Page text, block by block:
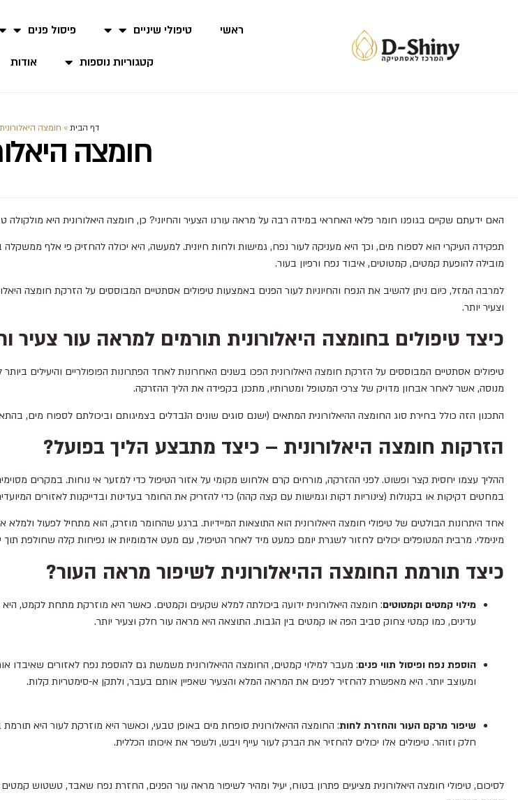
ראשי טיפולי שיניים פיסול פנים
קטגוריות נוספות אודות
דף הבית» חומצה היאלורונית
חומצה
האם ידעתם שקיים בגופנו חומר פלאי האחראי במידה רבה על מראה עורנו הצעיר והחיוני? כן, חומצה היאלורונית היא
תפקידה העיקרי הוא לספוח מים, וכך היא מעניקה לעור נפח, גמישות ולחות חיונית. למעשה, היא יכולה להחזיק פי אלף
מובילה להופעת קמטים, קמטוטים, איבוד נפח ורפיון בעור.
למרבה המזל, כיום ניתן להשיב את הנפח והחיוניות לעור הפנים באמצעות טיפולים אסתטיים המבוססים על הזרקת חומצה
וצעיר יותר.
כיצד טיפולים בחומצה היאלורונית תורמים למראה עור צעיר
טיפולים אסתטיים המבוססים על הזרקת חומצה היאלורונית הפכו בשנים האחרונות לאחד הפתרונות הפופולריים והיעילים
מנוסה, אשר לאחר אבחון מדויק של צרכי המטופל ומטרותיו, מתכנן בקפידה את הליך ההזרקה.
התכנון הזה כולל בחירת סוג החומצה ההיאלורונית המתאים (ישנם סוגים שונים הנבדלים בצמיגותם וביכולתם לספוח מים,
הזרקות חומצה היאלורונית – כיצד מתבצע הליך בפועל?
ההליך עצמו יחסית קצר ופשוט. לפני ההזרקה, מורחים קרם אלחוש מקומי על אזור הטיפול כדי למזער אי נוחות. במקרים
במחטים דקיקות או בקנולות (צינוריות דקות וגמישות עם קצה קהה) כדי להזריק את החומר בעדינות ובדייקנות לאזורים
מינימלי. מרבית המטופלים יכולים לחזור לשגרת יומם כמעט מיד לאחר הטיפול, עם מעט אדמומיות או נפיחות קלה שחולפת תוך
כיצד תורמת החומצה ההיאלורונית לשיפור מראה העור?
מילוי קמטים וקמטוטים: חומצה היאלורונית ידועה ביכולתה למלא שקעים וקמטים. כאשר היא מוזרקת מתחת לקמט,
עדינים, כמו קמטי צחוק סביב הפה או קמטים בין הגבות. התוצאה היא מראה עור חלק וצעיר יותר.
הוספת נפח ופיסול תווי פנים: מעבר למילוי קמטים, החומצה ההיאלורונית משמשת גם להוספת נפח לאזורים שאיבדו
ומעוצב יותר. היא מאפשרת להחזיר לפנים את המראה המלא והצעיר שאפיין אותם בעבר, ולתקן א-סימטריות קלות.
שיפור מרקם העור והחזרת לחות: החומצה ההיאלורונית סופחת מים באופן טבעי, וכאשר היא מוזרקת לעור היא
חלק וזוהר. טיפולים אלו יכולים להחזיר את הברק לעור עייף ויבש, ולשפר את איכותו הכללית.
לסיכום, טיפולי חומצה היאלורונית מציעים פתרון בטוח, יעיל ומהיר לשיפור מראה עור הפנים, החזרת נפח שאבד, טשטוש